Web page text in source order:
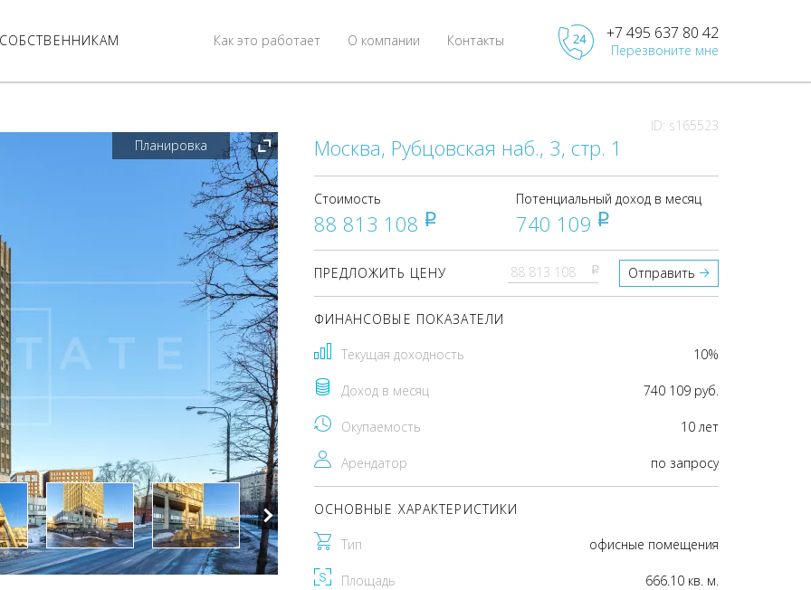
Контакты
О компании
Как это работает +7 495 637 80 42
Перезвоните мне
ID: s165523
Планировка
Москва, Рубцовская наб., 3, стр. 1
Стоимость
88 813 108 pуб
Потенциальный доход в месяц
740 109 pуб
ПРЕДЛОЖИТЬ ЦЕНУ pуб Отправить
ФИНАНСОВЫЕ ПОКАЗАТЕЛИ
Текущая доходность 10%
Доход в месяц 740 109 руб.
Окупаемость 10 лет
Арендатор по запросу
ОСНОВНЫЕ ХАРАКТЕРИСТИКИ
Тип офисные помещения
Площадь 666.10 кв. м.